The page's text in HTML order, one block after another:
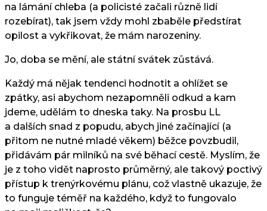
na lámání chleba (a policisté začali různě lidí
rozebírat), tak jsem vždy mohl zbaběle předstírat
opilost a vykřikovat, že mám narozeniny.
Jo, doba se mění, ale státní svátek zůstává.
Každý má nějak tendenci hodnotit a ohlížet se
zpátky, asi abychom nezapomněli odkud a kam
jdeme, udělám to dneska taky. Na prosbu LL
a dalších snad z popudu, abych jiné začínající (a
přitom ne nutné mladé věkem) běžce povzbudil,
přidávám pár milníků na své běhací cestě. Myslím, že
je z toho vidět naprosto průměrný, ale takový poctivý
přístup k trenýrkovému plánu, což vlastně ukazuje, že
to funguje téměř na každého, když to fungovalo